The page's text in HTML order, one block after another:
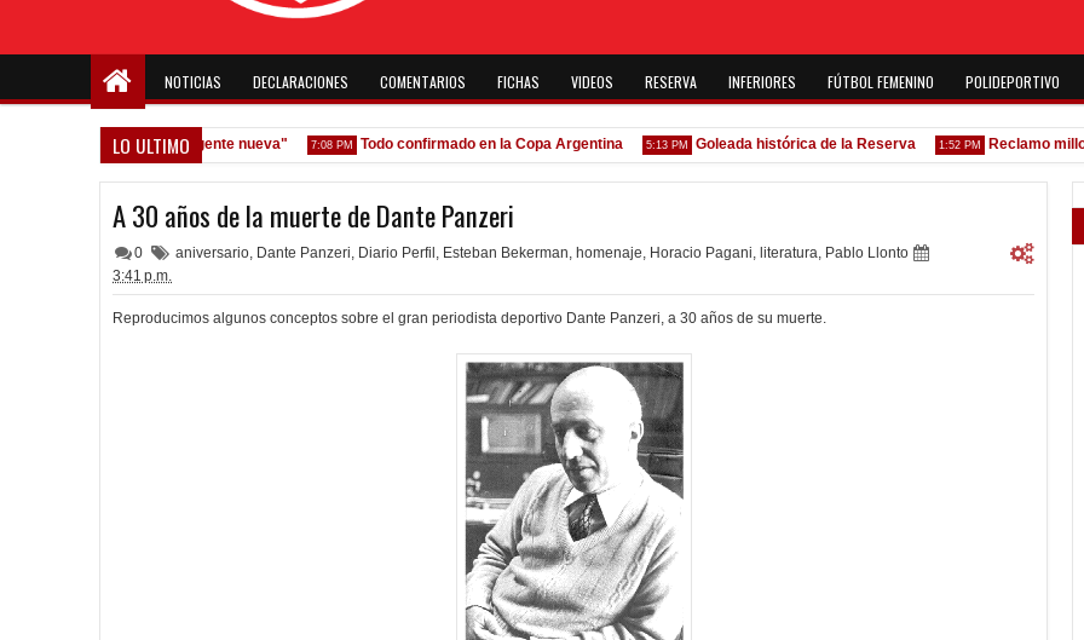
NOTICIAS DECLARACIONES COMENTARIOS FICHAS VIDEOS RESERVA INFERIORES FÚTBOL FEMENINO POLIDEPORTIVO
LO ULTIMO
gestión y que venga gente nueva" 7:08 PM Todo confirmado en la Copa Argentina 5:13 PM Goleada histórica de la Reserva 1:52 PM Reclamo
A 30 años de la muerte de Dante Panzeri
0 aniversario, Dante Panzeri, Diario Perfil , Esteban Bekerman, homenaje, Horacio Pagani, literatura, Pablo Llonto
3:41 p.m.
Reproducimos algunos conceptos sobre el gran periodista deportivo Dante Panzeri, a 30 años de su muerte.